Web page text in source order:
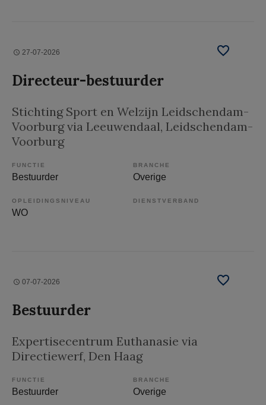
27-07-2026
Directeur-bestuurder
Stichting Sport en Welzijn Leidschendam-
Voorburg via Leeuwendaal, Leidschendam-
Voorburg
FUNCTIE
Bestuurder
BRANCHE
Overige
OPLEIDINGSNIVEAU
WO
DIENSTVERBAND
07-07-2026
Bestuurder
Expertisecentrum Euthanasie via
Directiewerf, Den Haag
FUNCTIE
Bestuurder
BRANCHE
Overige